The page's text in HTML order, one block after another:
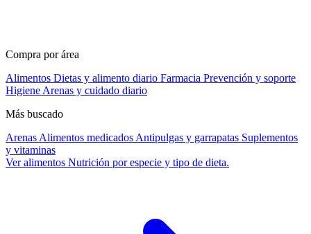
Compra por área
Alimentos Dietas y alimento diario Farmacia Prevención y soporte
Higiene Arenas y cuidado diario
Más buscado
Arenas Alimentos medicados Antipulgas y garrapatas Suplementos
y vitaminas
Ver alimentos Nutrición por especie y tipo de dieta.